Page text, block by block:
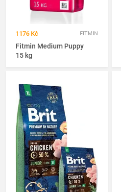
1176 Kč FITMIN
Fitmin Medium Puppy
15 kg